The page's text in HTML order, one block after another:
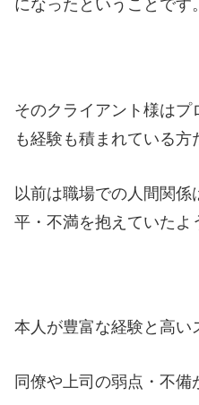
になったということです。
そのクライアント様はプ
も経験も積まれている方
以前は職場での人間関
平・不満を抱えていたよ
本人が豊富な経験と高い
同僚や上司の弱点・不備